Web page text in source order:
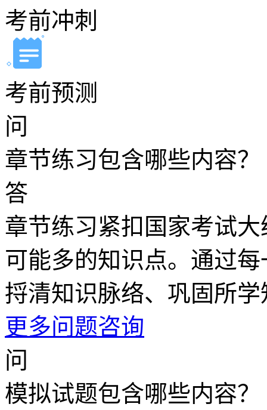
考前冲刺
考前预测
问
章节练习包含哪些内容？
答
章节练习紧扣国家考试
可能多的知识点。通过
捋清知识脉络、巩固所学
更多问题咨询
问
模拟试题包含哪些内容？